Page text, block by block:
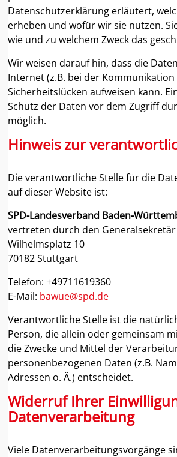
Datenschutzerklärung erläutert,
erheben und wofür wir sie nutzen.
wie und zu welchem Zweck das
Wir weisen darauf hin, dass die
Internet (z.B. bei der Kommunikation
Sicherheitslücken aufweisen kann.
Schutz der Daten vor dem Zugriff
möglich.
Hinweis zur
Die verantwortliche Stelle für die
auf dieser Website ist:
SPD-Landesverband Baden-
vertreten durch den Generalsekretär
Wilhelmsplatz 10
70182 Stuttgart
Telefon: +49711619360
E-Mail: bawue@spd.de
Verantwortliche Stelle ist die
Person, die allein oder gemeinsam
die Zwecke und Mittel der
personenbezogenen Daten (z.B.
Adressen o. Ä.) entscheidet.
Widerruf Ihrer
Datenverarbeitung
Viele Datenverarbeitungsvorgänge